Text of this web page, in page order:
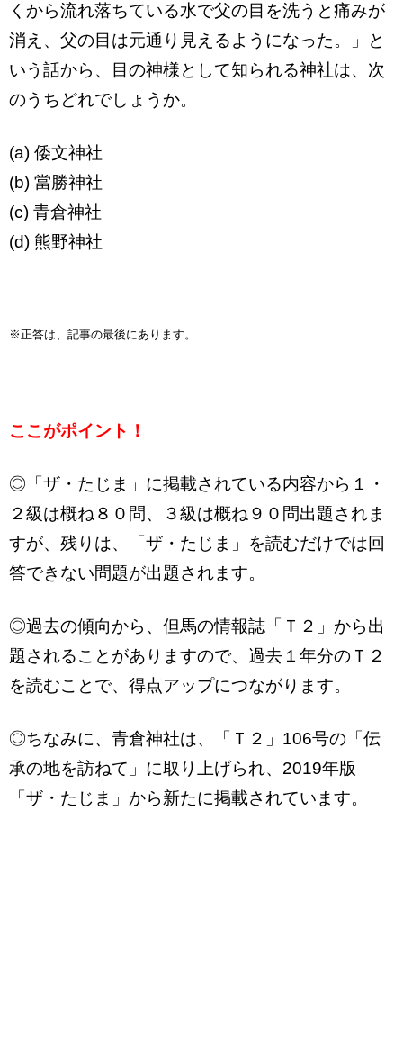
くから流れ落ちている水で父の目を洗うと痛みが
消え、父の目は元通り見えるようになった。」と
いう話から、目の神様として知られる神社は、次
のうちどれでしょうか。
(a) 倭文神社
(b) 當勝神社
(c) 青倉神社
(d) 熊野神社
※正答は、記事の最後にあります。
ここがポイント！
◎「ザ・たじま」に掲載されている内容から１・
２級は概ね８０問、３級は概ね９０問出題されま
すが、残りは、「ザ・たじま」を読むだけでは回
答できない問題が出題されます。
◎過去の傾向から、但馬の情報誌「Ｔ２」から出
題されることがありますので、過去１年分のＴ２
を読むことで、得点アップにつながります。
◎ちなみに、青倉神社は、「Ｔ２」106号の「伝
承の地を訪ねて」に取り上げられ、2019年版
「ザ・たじま」から新たに掲載されています。